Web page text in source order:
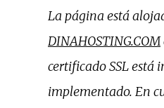
La página está
DINAHOSTING.COM
certificado SSL está
implementado. En